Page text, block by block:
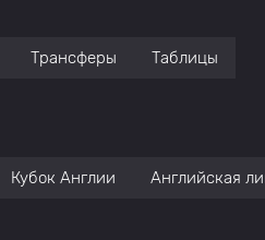
Трансферы Таблицы
Кубок Англии Английская